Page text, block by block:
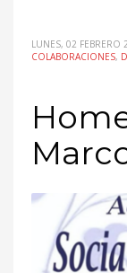
LUNES, 02 FEBRERO
COLABORACIONES,